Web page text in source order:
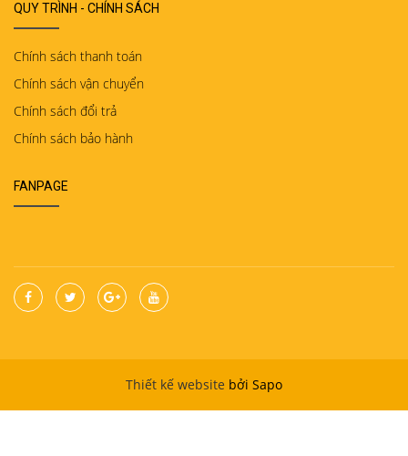
QUY TRÌNH - CHÍNH SÁCH
Chính sách thanh toán
Chính sách vận chuyển
Chính sách đổi trả
Chính sách bảo hành
FANPAGE
Thiết kế website bởi Sapo